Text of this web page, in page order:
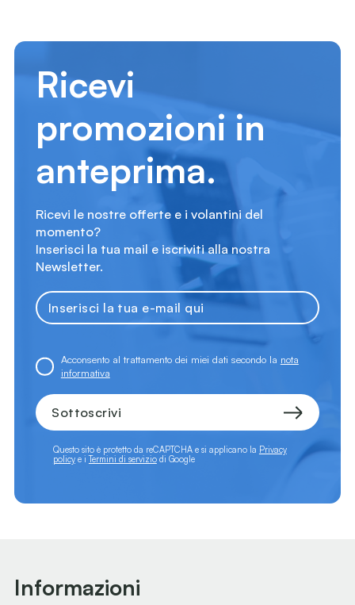
Ricevi
promozioni in
anteprima.
Ricevi le nostre offerte e i volantini del
momento?
Inserisci la tua mail e iscriviti alla nostra
Newsletter.
Acconsento al trattamento dei miei dati secondo la nota
informativa
Sottoscrivi
Questo sito è protetto da reCAPTCHA e si applicano la Privacy
policye iTermini di serviziodi Google
Informazioni